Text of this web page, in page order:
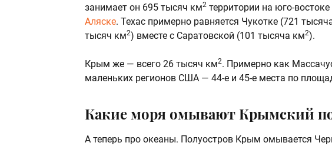
занимает он 695 тысяч км2 территории на юго-
Аляске. Техас примерно равняется Чукотке (721
тысяч км2) вместе с Саратовской (101 тысяча км2).
Крым же — всего 26 тысяч км2. Примерно как
маленьких регионов США — 44-е и 45-е места по
Какие моря омывают Крымский
А теперь про океаны. Полуостров Крым омывается